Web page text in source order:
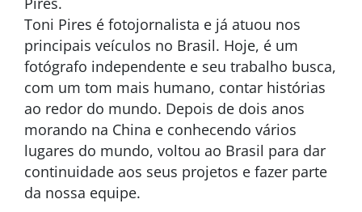
Toni Pires é fotojornalista e já atuou nos
principais veículos no Brasil. Hoje, é um
fotógrafo independente e seu trabalho busca,
com um tom mais humano, contar histórias
ao redor do mundo. Depois de dois anos
morando na China e conhecendo vários
lugares do mundo, voltou ao Brasil para dar
continuidade aos seus projetos e fazer parte
da nossa equipe.